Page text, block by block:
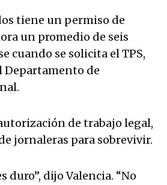
tiene un permiso de
un promedio de seis
cuando se solicita el TPS,
Departamento de
de trabajo legal,
jornaleras para sobrevivir.
duro”, dijo Valencia. “No